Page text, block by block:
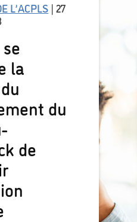
L’ACPLS | 27
se
la
du
de